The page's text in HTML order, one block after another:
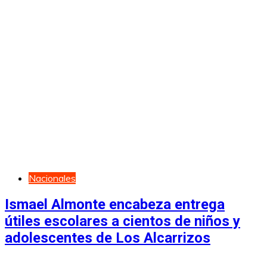
Nacionales
Ismael Almonte encabeza entrega
útiles escolares a cientos de niños y
adolescentes de Los Alcarrizos